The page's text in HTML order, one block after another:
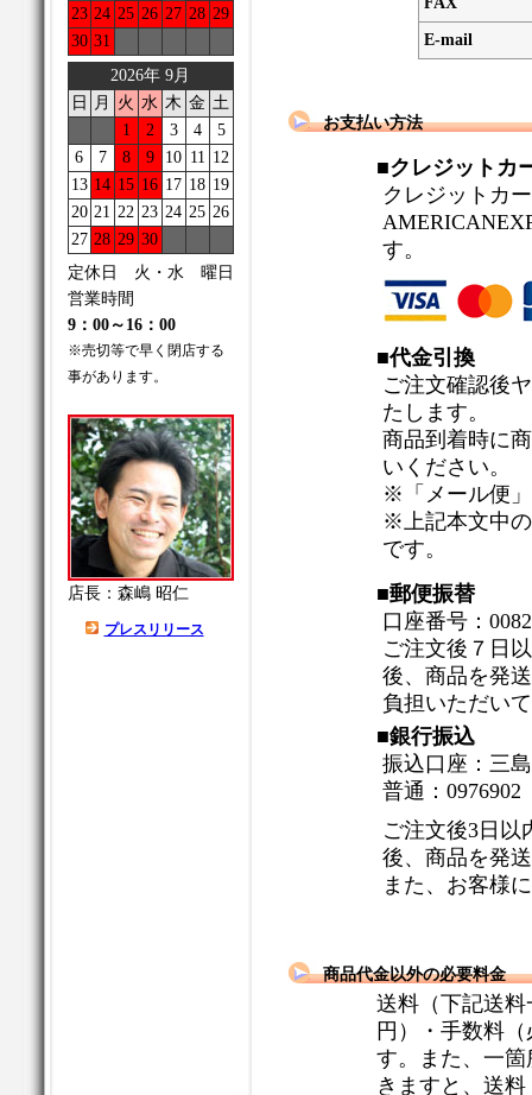
23 24 25 26 27 28 29
30 31
2026年 9月
日
月 火 水 木 金 土
1
2 3 4
5
6
7 8 9 10 11 12
13 14 15 16 17 18 19
20 21 22 23 24 25 26
27 28 29 30
定休日 火・水 曜日
営業時間
9：00～16：00
※売切等で早く閉店する
事があります。
店長：森嶋 昭仁
プレスリリース
E-mail
お支払い方法
■クレジットカ
クレジットカ
す。
■代金引換
ご注文確認後
たします。
商品到着時に
いください。
※「メール便
※上記本文中
です。
■郵便振替
口座番号：
ご注文後７日
後、商品を発
負担いただい
■銀行振込
振込口座：三
普通：
ご注文後3日以
後、商品を発
また、お客様
商品代金以外の必要料金
送料（下記送
円）・手数料
す。また、一箇
きますと、送